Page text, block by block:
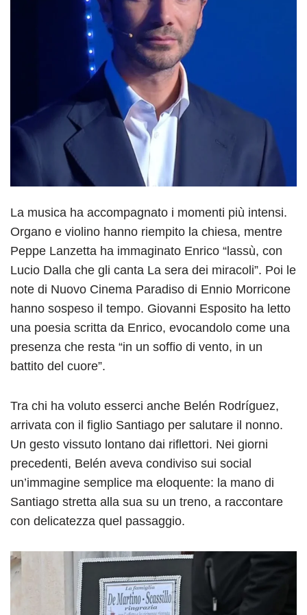
La musica ha accompagnato i momenti più intensi.
Organo e violino hanno riempito la chiesa, mentre
Peppe Lanzetta ha immaginato Enrico “lassù, con
Lucio Dalla che gli canta La sera dei miracoli”. Poi le
note di Nuovo Cinema Paradiso di Ennio Morricone
hanno sospeso il tempo. Giovanni Esposito ha letto
una poesia scritta da Enrico, evocandolo come una
presenza che resta “in un soffio di vento, in un
battito del cuore”.
Tra chi ha voluto esserci anche Belén Rodríguez,
arrivata con il figlio Santiago per salutare il nonno.
Un gesto vissuto lontano dai riflettori. Nei giorni
precedenti, Belén aveva condiviso sui social
un’immagine semplice ma eloquente: la mano di
Santiago stretta alla sua su un treno, a raccontare
con delicatezza quel passaggio.